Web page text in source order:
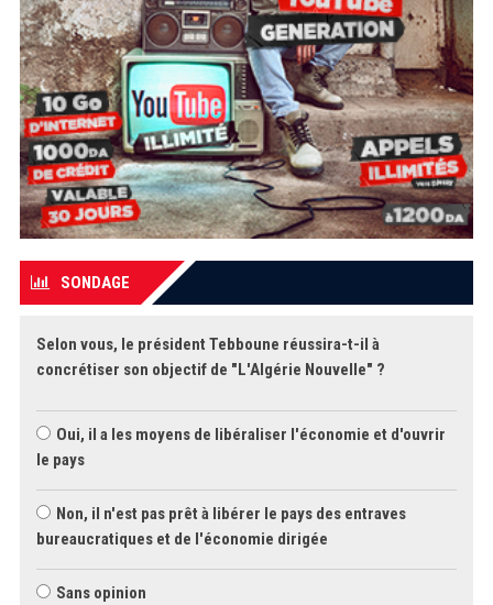
SONDAGE
Selon vous, le président Tebboune réussira-t-il à
concrétiser son objectif de "L'Algérie Nouvelle" ?
Oui, il a les moyens de libéraliser l'économie et d'ouvrir
le pays
Non, il n'est pas prêt à libérer le pays des entraves
bureaucratiques et de l'économie dirigée
Sans opinion